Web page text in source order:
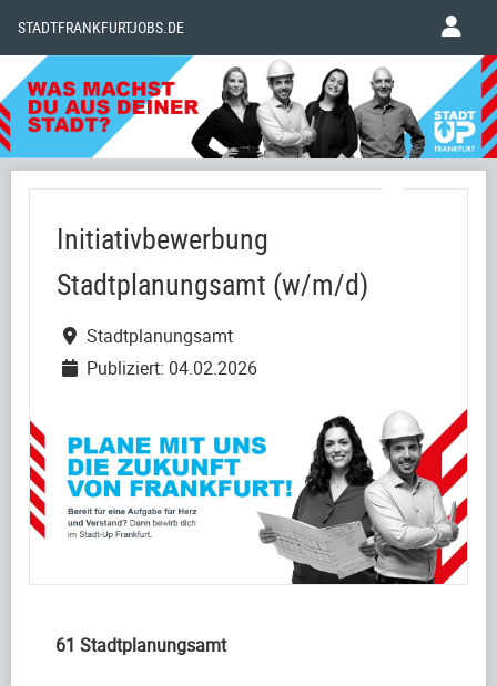
STADTFRANKFURTJOBS.DE
Initiativbewerbung
Stadtplanungsamt (w/m/d)
Stadtplanungsamt
Publiziert: 04.02.2026
61 Stadtplanungsamt